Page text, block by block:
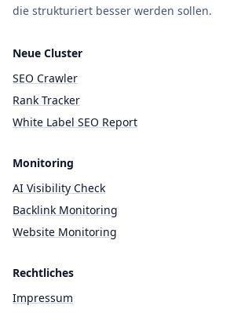
die strukturiert besser werden sollen.
Neue Cluster
SEO Crawler
Rank Tracker
White Label SEO Report
Monitoring
AI Visibility Check
Backlink Monitoring
Website Monitoring
Rechtliches
Impressum